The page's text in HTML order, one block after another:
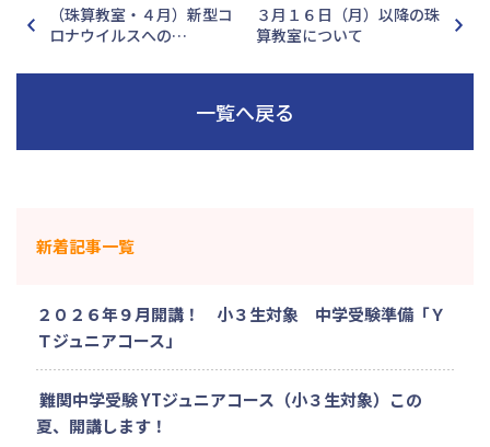
（珠算教室・４月）新型コ
ロナウイルスへの…
３月１６日（月）以降の珠
算教室について
一覧へ戻る
新着記事一覧
２０２６年９月開講！ 小３生対象 中学受験準備「Ｙ
Ｔジュニアコース」
難関中学受験 YTジュニアコース（小３生対象）この
夏、開講します！